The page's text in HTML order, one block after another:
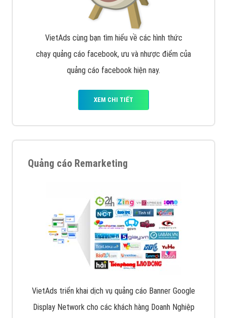
VietAds cùng bạn tìm hiểu về các hình thức
chạy quảng cáo facebook, ưu và nhược điểm của
quảng cáo facebook hiện nay.
XEM CHI TIẾT
Quảng cáo Remarketing
VietAds triển khai dịch vụ quảng cáo Banner Google
Display Network cho các khách hàng Doanh Nghiệp